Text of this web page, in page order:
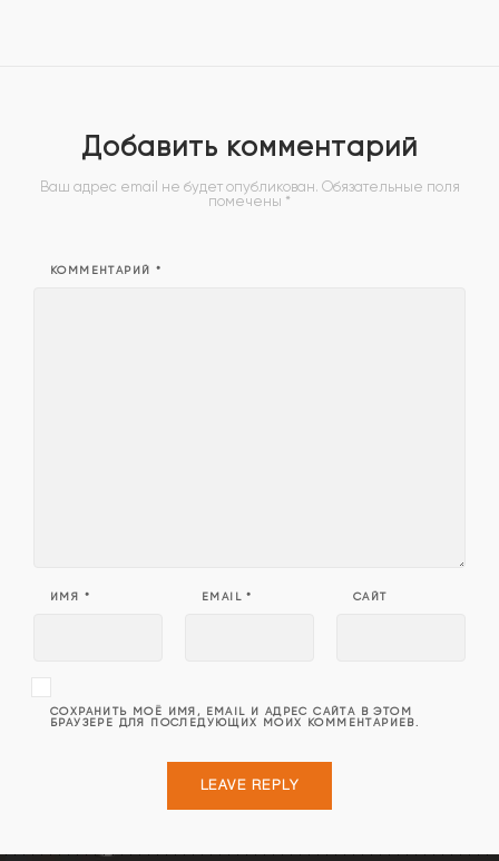
Добавить комментарий
Ваш адрес email не будет опубликован. Обязательные поля
помечены *
КОММЕНТАРИЙ *
ИМЯ * EMAIL* САЙТ
СОХРАНИТЬ МОЁ ИМЯ, EMAIL И АДРЕС САЙТА В ЭТОМ
БРАУЗЕРЕ ДЛЯ ПОСЛЕДУЮЩИХ МОИХ КОММЕНТАРИЕВ.